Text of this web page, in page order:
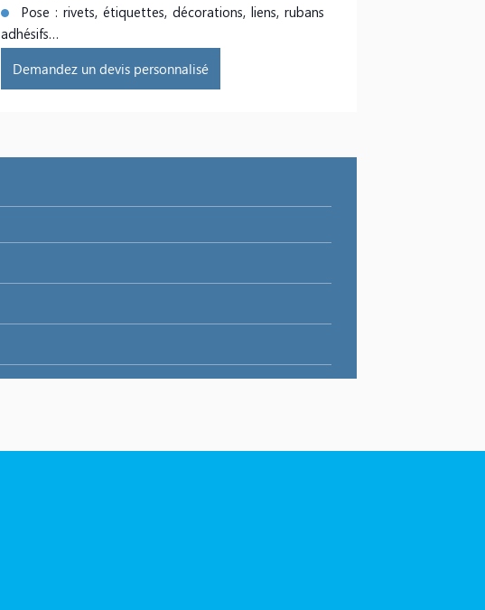
Pose : rivets, étiquettes, décorations, liens, rubans
adhésifs…
Demandez un devis personnalisé